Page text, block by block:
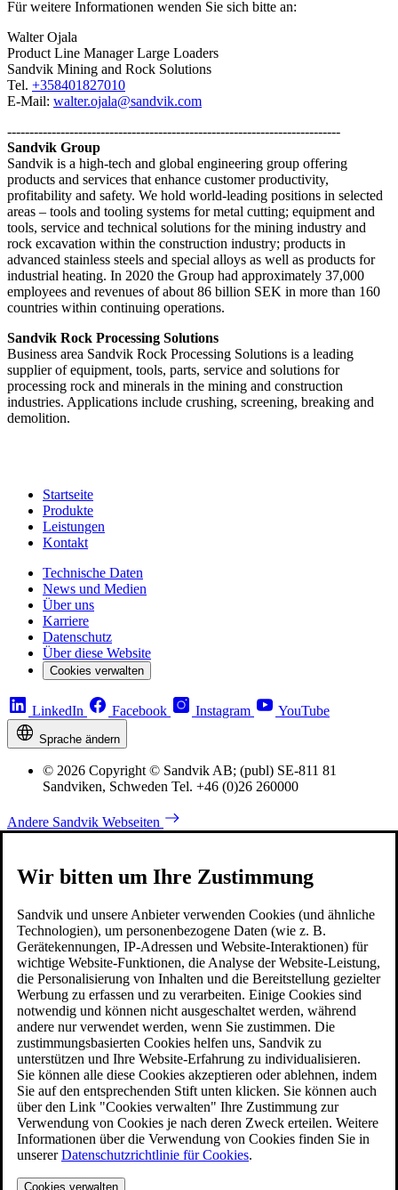
Für weitere Informationen wenden Sie sich bitte an:
Walter Ojala
Product Line Manager Large Loaders
Sandvik Mining and Rock Solutions
Tel. +358401827010
E-Mail: walter.ojala@sandvik.com
---------------------------------------------------------------------------
Sandvik Group
Sandvik is a high-tech and global engineering group offering
products and services that enhance customer productivity,
profitability and safety. We hold world-leading positions in selected
areas – tools and tooling systems for metal cutting; equipment and
tools, service and technical solutions for the mining industry and
rock excavation within the construction industry; products in
advanced stainless steels and special alloys as well as products for
industrial heating. In 2020 the Group had approximately 37,000
employees and revenues of about 86 billion SEK in more than 160
countries within continuing operations.
Sandvik Rock Processing Solutions
Business area Sandvik Rock Processing Solutions is a leading
supplier of equipment, tools, parts, service and solutions for
processing rock and minerals in the mining and construction
industries. Applications include crushing, screening, breaking and
demolition.
Startseite
Produkte
Leistungen
Kontakt
Technische Daten
News und Medien
Über uns
Karriere
Datenschutz
Über diese Website
Cookies verwalten
LinkedIn Facebook Instagram YouTube
Sprache ändern
© 2026 Copyright © Sandvik AB; (publ) SE-811 81
Sandviken, Schweden Tel. +46 (0)26 260000
Andere Sandvik Webseiten
Wir bitten um Ihre Zustimmung
Sandvik und unsere Anbieter verwenden Cookies (und ähnliche
Technologien), um personenbezogene Daten (wie z. B.
Gerätekennungen, IP-Adressen und Website-Interaktionen) für
wichtige Website-Funktionen, die Analyse der Website-Leistung,
die Personalisierung von Inhalten und die Bereitstellung gezielter
Werbung zu erfassen und zu verarbeiten. Einige Cookies sind
notwendig und können nicht ausgeschaltet werden, während
andere nur verwendet werden, wenn Sie zustimmen. Die
zustimmungsbasierten Cookies helfen uns, Sandvik zu
unterstützen und Ihre Website-Erfahrung zu individualisieren.
Sie können alle diese Cookies akzeptieren oder ablehnen, indem
Sie auf den entsprechenden Stift unten klicken. Sie können auch
über den Link "Cookies verwalten" Ihre Zustimmung zur
Verwendung von Cookies je nach deren Zweck erteilen. Weitere
Informationen über die Verwendung von Cookies finden Sie in
unsererDatenschutzrichtlinie für Cookies.
Cookies verwalten